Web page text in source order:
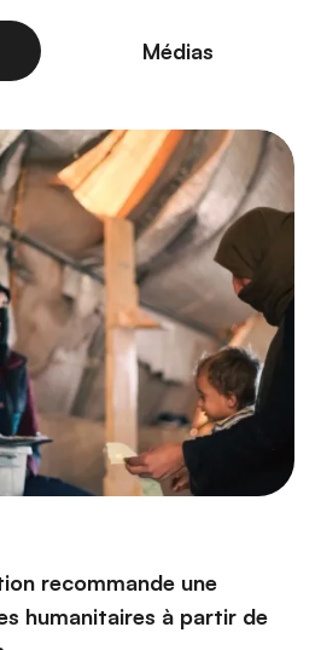
recommande une
humanitaires à partir de
Médias